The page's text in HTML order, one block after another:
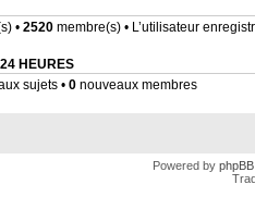
• 2520membre(s) • L’utilisateur
HEURES
sujets • 0nouveaux membres
Powered by phpBB